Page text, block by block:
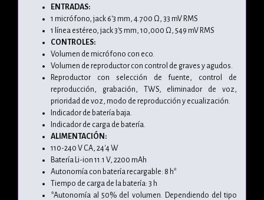
ENTRADAS:
1 micrófono, jack 6'3 mm, 4.700 Ω, 33 mV RMS
1 línea estéreo, jack 3'5 mm, 10,000 Ω, 549 mV RMS
CONTROLES:
Volumen de micrófono con eco.
Volumen de reproductor con control de graves y agudos.
Reproductor con selección de fuente, control de
reproducción, grabación, TWS, eliminador de voz,
prioridad de voz, modo de reproducción y ecualización.
Indicador de batería baja.
Indicador de carga de batería.
ALIMENTACIÓN:
110-240 V CA, 24'4 W
Batería Li-ion 11.1 V, 2200 mAh
Autonomía con batería recargable: 8 h*
Tiempo de carga de la batería: 3 h
*Autonomía al 50% del volumen. Dependiendo del tipo